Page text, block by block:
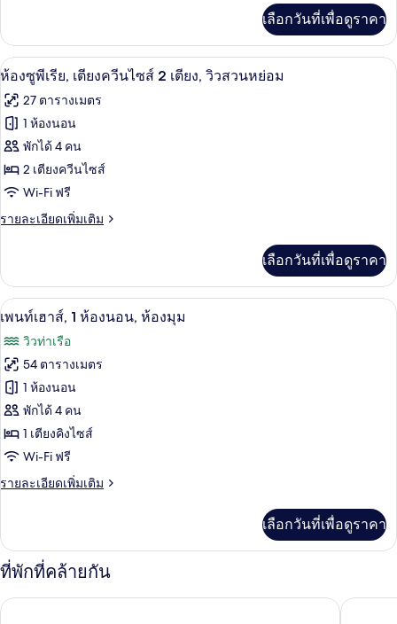
วิว
ท่าเรือ,
ห้อง
มุม
เกี่ยว
กับ
ห้อง
ท,
นอน,
วิว
ท่าเรือ,
ห้อง
มุม
เลือกวันที่เพื่อดูราคา
เปิด
ภาพถ่าย
ทั้งหมด
ของ
ห้อง
ซู
พี
เตียง
ควีน
ไซส์
2
เตียง,
วิว
สวน
หย่อม
เครื่องนอนป้องกันสารก่อภูมิแพ้, มินิบา
5
ห้องซูพีเรีย, เตียงควีนไซส์ 2 เตียง, วิวสวนหย่อม
27 ตารางเมตร
1 ห้องนอน
พักได้ 4 คน
2 เตียงควีนไซส์
Wi-Fi ฟรี
รายละเอียดเพิ่มเติม
ราย
เกี่ยว
กับ
ห้อง
พี
เรีย,
เตียง
ควีน
ไซส์
2
เตียง,
วิว
หย่อม
เลือกวันที่เพื่อดูราคา
เปิด
ภาพถ่าย
ทั้งหมด
ของ
เพ
นท์
เฮา
ส์,
ห้อง
นอน,
มุม
เพนท์เฮาส์, 1 ห้องนอน, ห้องมุม | บริเว
7
เพนท์เฮาส์, 1 ห้องนอน, ห้องมุม
วิวท่าเรือ
54 ตารางเมตร
1 ห้องนอน
พักได้ 4 คน
1 เตียงคิงไซส์
Wi-Fi ฟรี
รายละเอียดเพิ่มเติม
ราย
เกี่ยว
กับ
เพ
เฮา
เลือกวันที่เพื่อดูราคา
ที่พักที่คล้ายกัน
โรงแรม รายคีวิก ซาก้า